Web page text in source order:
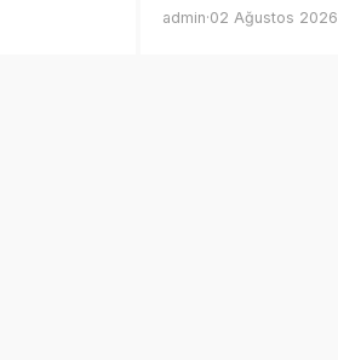
admin·02 Ağustos 2026